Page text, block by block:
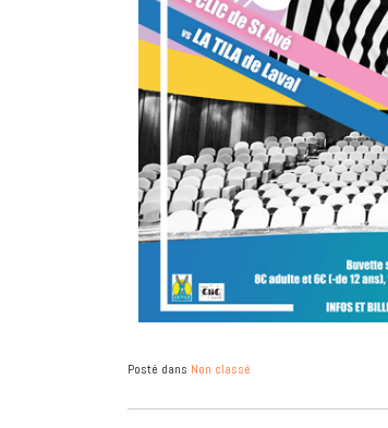
Posté dans Non classé